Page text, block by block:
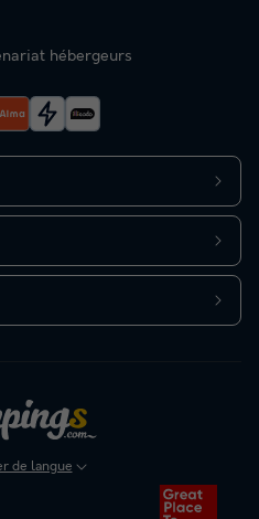
hébergeurs
de langue